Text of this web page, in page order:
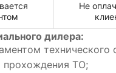
Не
дилера:
технического
прохождения ТО;